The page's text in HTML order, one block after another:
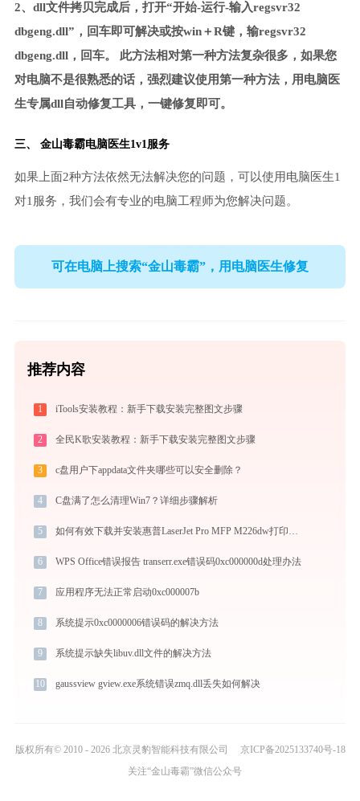
2、dll文件拷贝完成后，打开“开始-运行-输入regsvr32
dbgeng.dll”，回车即可解决或按win＋R键，输regsvr32
dbgeng.dll，回车。 此方法相对第一种方法复杂很多，如果您
对电脑不是很熟悉的话，强烈建议使用第一种方法，用电脑医
生专属dll自动修复工具，一键修复即可。
三、 金山毒霸电脑医生1v1服务
如果上面2种方法依然无法解决您的问题，可以使用电脑医生1
对1服务，我们会有专业的电脑工程师为您解决问题。
可在电脑上搜索“金山毒霸”，用电脑医生修复
推荐内容
1 iTools安装教程：新手下载安装完整图文步骤
2 全民K歌安装教程：新手下载安装完整图文步骤
3 c盘用户下appdata文件夹哪些可以安全删除？
4 C盘满了怎么清理Win7？详细步骤解析
5 如何有效下载并安装惠普LaserJet Pro MFP M226dw打印机驱动？全方位指导手册
6 WPS Office错误报告 transerr.exe错误码0xc000000d处理办法
7 应用程序无法正常启动0xc000007b
8 系统提示0xc0000006错误码的解决方法
9 系统提示缺失libuv.dll文件的解决方法
10 gaussview gview.exe系统错误zmq.dll丢失如何解决
版权所有© 2010 - 2026 北京灵豹智能科技有限公司
京ICP备2025133740号-18
关注“金山毒霸”微信公众号